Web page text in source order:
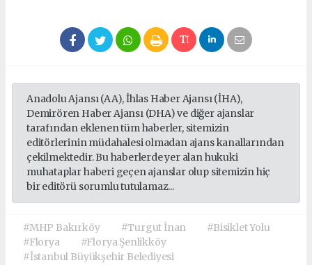
Anadolu Ajansı (AA), İhlas Haber Ajansı (İHA),
Demirören Haber Ajansı (DHA) ve diğer ajanslar
tarafından eklenen tüm haberler, sitemizin
editörlerinin müdahalesi olmadan ajans kanallarından
çekilmektedir. Bu haberlerde yer alan hukuki
muhataplar haberi geçen ajanslar olup sitemizin hiç
bir editörü sorumlu tutulamaz...
#MHP Bakırköy #Turgut İnan
#Bisiklet Yolu
#Florya
#Florya Şenlikköy
#İstanbul Büyükşehir Belediyesi